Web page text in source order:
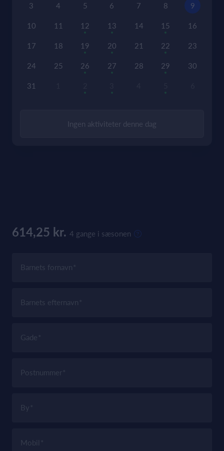
3 4 5 6 7 8 9
10 11 12 13 14 15 16
17 18 19 20 21 22 23
24 25 26 27 28 29 30
31
Ingen aktiviteter denne dag
614,25 kr. 4 gange i sæsonen
Barnets fornavn
Barnets efternavn
Gade
Postnummer
By
Mobil